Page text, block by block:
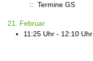
:: Termine GS
21. Februar
11:25 Uhr - 12:10 Uhr